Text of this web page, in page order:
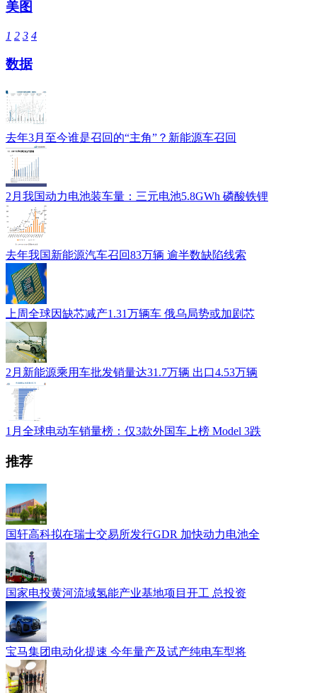
美图
1 2 3 4
数据
去年3月至今谁是召回的“主角”？新能源车召回
2月我国动力电池装车量：三元电池5.8GWh 磷酸铁锂
去年我国新能源汽车召回83万辆 逾半数缺陷线索
上周全球因缺芯减产1.31万辆车 俄乌局势或加剧芯
2月新能源乘用车批发销量达31.7万辆 出口4.53万辆
1月全球电动车销量榜：仅3款外国车上榜 Model 3跌
推荐
国轩高科拟在瑞士交易所发行GDR 加快动力电池全
国家电投黄河流域氢能产业基地项目开工 总投资
宝马集团电动化提速 今年量产及试产纯电车型将